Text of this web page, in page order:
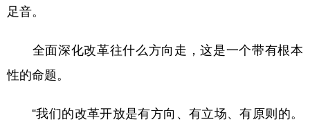
足音。
全面深化改革往什么方向走，这是一个带有根本
性的命题。
“我们的改革开放是有方向、有立场、有原则的。